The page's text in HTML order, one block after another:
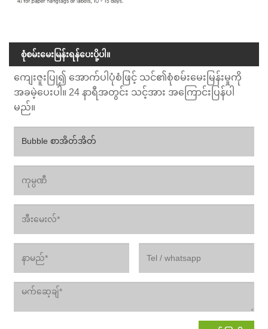
စုံစမ်းမေးမြန်းရန်ပေးပို့ပါ။
ကျေးဇူးပြု၍ အောက်ပါပုံစံဖြင့် သင်၏စုံစမ်းမေးမြန်းမှုကို
အခမဲ့ပေးပါ။ 24 နာရီအတွင်း သင့်အား အကြောင်းပြန်ပါ
မည်။